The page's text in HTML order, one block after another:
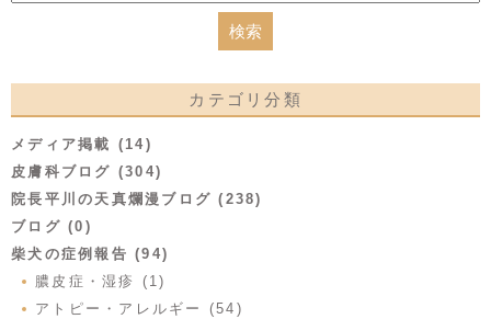
カテゴリ分類
メディア掲載 (14)
皮膚科ブログ (304)
院長平川の天真爛漫ブログ (238)
ブログ (0)
柴犬の症例報告 (94)
膿皮症・湿疹 (1)
アトピー・アレルギー (54)